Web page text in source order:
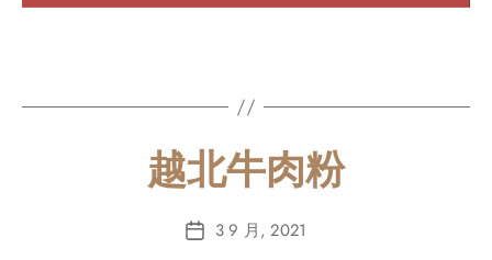
越北牛肉粉
Post3 9 月, 2021